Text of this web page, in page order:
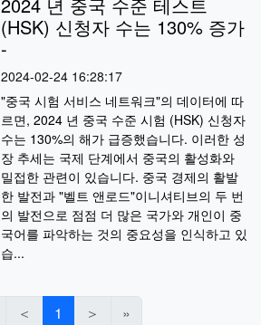
(HSK) 신청자 수는 130% 증가
-
2024-02-24 16:28:17
"중국 시험 서비스 네트워크"의 데이터에 따
르면, 2024 년 중국 수준 시험 (HSK) 신청자
수는 130%의 해가 급증했습니다. 이러한 성
장 추세는 국제 단계에서 중국의 활성화와
밀접한 관련이 있습니다. 중국 경제의 활발
한 발전과 "벨트 앤로드"이니셔티브의 두 번
의 발전으로 점점 더 많은 국가와 개인이 중
국어를 파악하는 것의 중요성을 인식하고 있
습...
＜ 1 ＞ »